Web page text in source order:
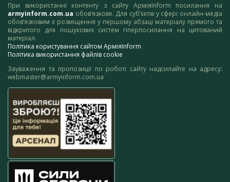
При використанні контенту з сайту АрміяInform посилання на
armyinform.com.ua обов’язкове. Для суб’єктів у сфері онлайн-медіа
обов’язковим є розміщення у першому абзаці матеріалу прямого та
відкритого для пошукових систем гіперпосилання на цитований
матеріал.
Політика користування сайтом АрміяInform
Політика використання файлів cookie
Зауваження та пропозиції по роботі сайту надсилайте на адресу:
webmaster@armyinform.com.ua